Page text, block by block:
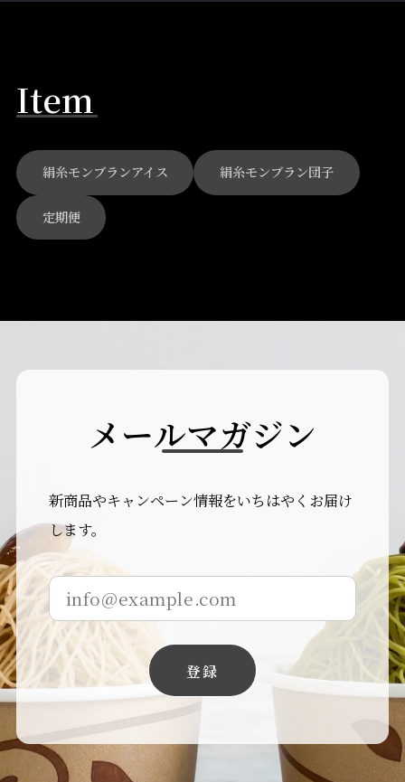
Item
絹糸モンブランアイス 絹糸モンブラン団子
定期便
メ ールマガジン
新商品やキャンペーン情報をいちはやくお届け
します。
登録